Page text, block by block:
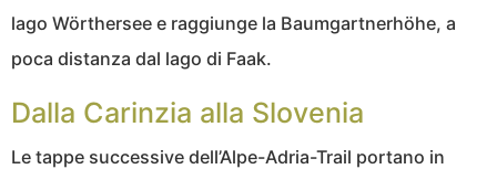
lago Wörthersee e raggiunge la Baumgartnerhöhe, a
poca distanza dal lago di Faak.
Dalla Carinzia alla Slovenia
Le tappe successive dell’Alpe-Adria-Trail portano in